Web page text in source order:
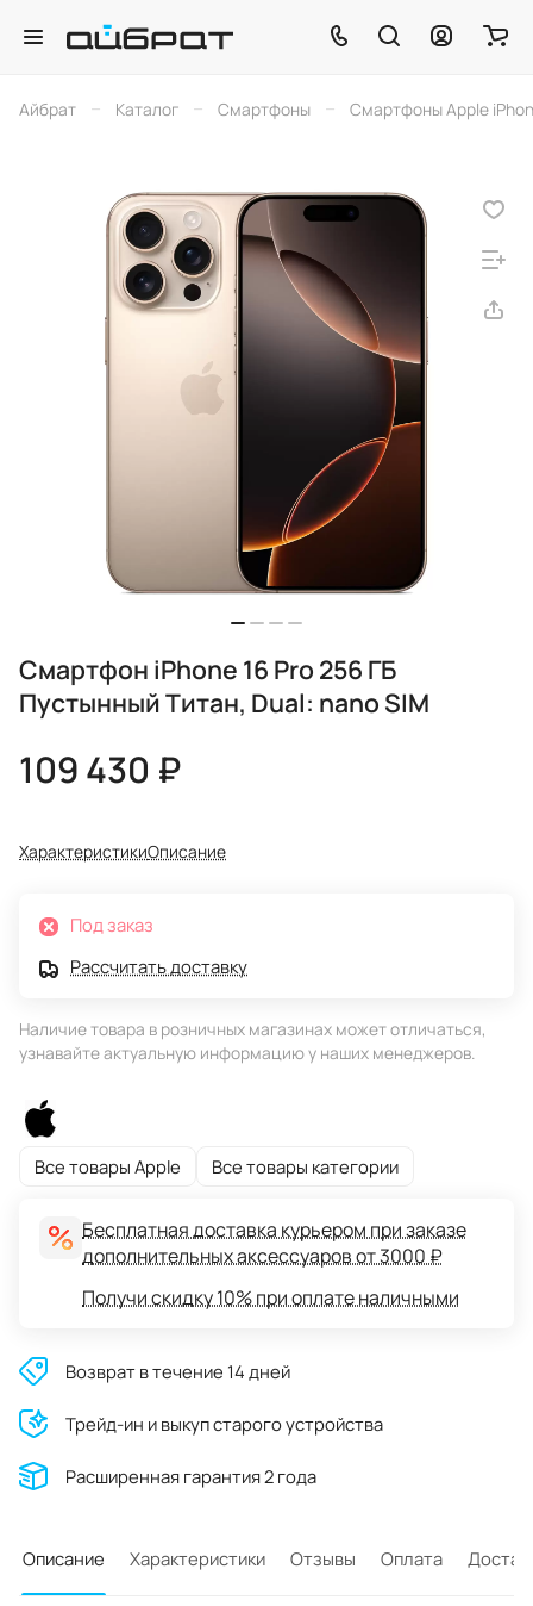
Айбрат – Каталог – Смартфоны – Смартфоны Apple
Смартфон iPhone 16 Pro 256 ГБ
Пустынный Титан, Dual: nano SIM
109 430 ₽
ХарактеристикиОписание
Под заказ
Рассчитать доставку
Наличие товара в розничных магазинах может отличаться,
узнавайте актуальную информацию у наших менеджеров.
Все товары Apple Все товары категории
Бесплатная доставка курьером при заказе
дополнительных аксессуаров от 3000 ₽
Получи скидку 10% при оплате наличными
Возврат в течение 14 дней
Трейд-ин и выкуп старого устройства
Расширенная гарантия 2 года
Описание Характеристики Отзывы Оплата